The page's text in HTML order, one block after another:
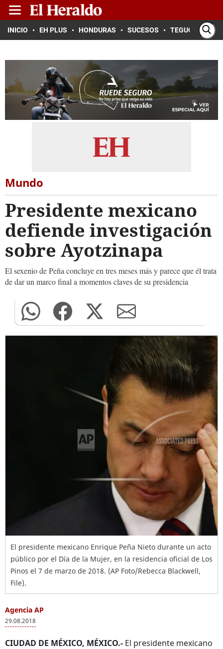
INICIO EH PLUS HONDURAS SUCESOS TEGUCIGALPA
Mundo
Presidente mexicano
defiende investigación
sobre Ayotzinapa
El sexenio de Peña concluye en tres meses más y parece que él trata
de dar un marco final a momentos claves de su presidencia
El presidente mexicano Enrique Peña Nieto durante un acto
público por el Día de la Mujer, en la residencia oficial de Los
Pinos el 7 de marzo de 2018. (AP Foto/Rebecca Blackwell,
File).
Agencia AP
29.08.2018
CIUDAD DE MÉXICO, MÉXICO.- El presidente mexicano